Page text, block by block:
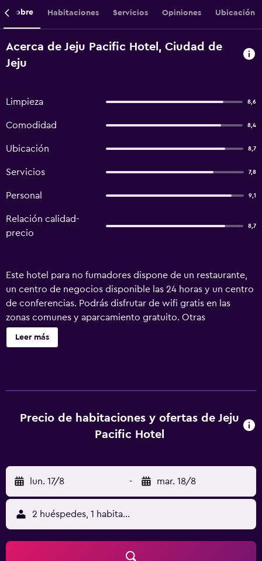
Sobre Habitaciones Servicios Opiniones Ubicación
Acerca de Jeju Pacific Hotel, Ciudad de
Jeju
Limpieza 8,6
Comodidad 8,4
Ubicación 8,7
Servicios 7,8
Personal 9,1
Relación calidad-
precio
8,7
Este hotel para no fumadores dispone de un restaurante,
un centro de negocios disponible las 24 horas y un centro
de conferencias. Podrás disfrutar de wifi gratis en las
zonas comunes y aparcamiento gratuito. Otras
instalaciones incluyen una cafetería, un centro de
negocios y servicio de tintorería. Jeju Pacific Hotel ofrece
baños están equipados con ducha y bañera combinadas
con bañera profunda, albornoces, zapatillas y secador de
los días.
Leer más
Precio de habitaciones y ofertas de Jeju
Pacific Hotel
lun. 17/8 - mar. 18/8
2 huéspedes, 1 habitación